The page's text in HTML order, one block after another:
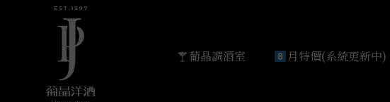
葡晶調酒室 月特價(系統更新中)